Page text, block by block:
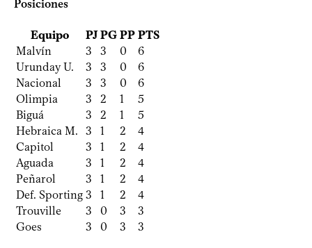
Posiciones
Equipo PJ PG PP PTS
Malvín
3 3 0
6
Urunday U.
3 3 0
6
Nacional
3 3 0
6
Olimpia
3 2 1
5
Biguá
3 2 1
5
Hebraica M.
3 1 2
4
Capitol
3 1 2
4
Aguada
3 1 2
4
Peñarol
3 1 2
4
Def. Sporting 3 1 2
4
Trouville
3 0 3
3
Goes
3 0 3 3